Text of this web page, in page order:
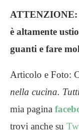
ATTENZIONE:
è altamente
guanti e fare
Articolo e Foto:
nella cucina.
mia pagina
trovi anche su